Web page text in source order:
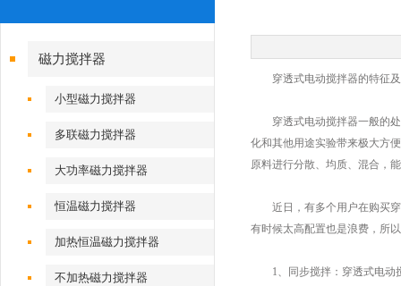
磁力搅拌器
小型磁力搅拌器
多联磁力搅拌器
大功率磁力搅拌器
恒温磁力搅拌器
加热恒温磁力搅拌器
不加热磁力搅拌器
穿透式电动搅拌器的特征及
穿透式电动搅拌器一般的处
化和其他用途实验带来极大方
原料进行分散、均质、混合，
近日，有多个用户在购买穿
有时候太高配置也是浪费，所
1、同步搅拌：穿透式电动搅